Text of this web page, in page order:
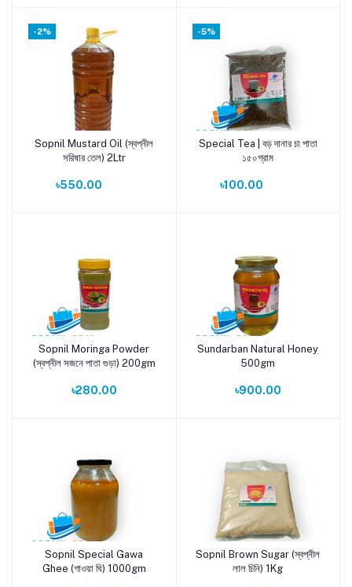
-2%
Add to cart
Sopnil Mustard Oil (স্বপ্নীল
সরিষার তেল) 2Ltr
৳550.00
-5%
Add to cart
Special Tea | বড় দানার চা পাতা
১৫০গ্রাম
৳100.00
Add to cart
Sopnil Moringa Powder
(স্বপ্নীল সজনে পাতা গুড়া) 200gm
৳280.00
Add to cart
Sundarban Natural Honey
500gm
৳900.00
Add to cart
Sopnil Special Gawa
Ghee (গাওয়া ঘি) 1000gm
Add to cart
Sopnil Brown Sugar (স্বপ্নীল
লাল চিনি) 1Kg